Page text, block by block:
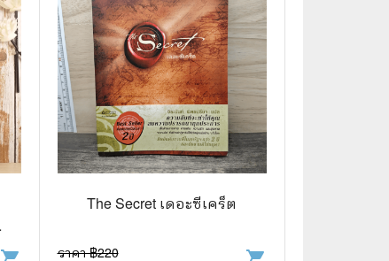
The Secret เดอะซีเคร็ต
ราคา ฿220
👤 Biography
🍸 Food and Drink
💃 Hobbies and Collectibles
🖋️ Literature and Fiction
🧳 Travel Literature
⚽ Sports